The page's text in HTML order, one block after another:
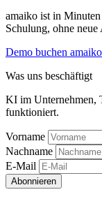
amaiko ist in
Schulung, ohne neue
Demo buchen
Was uns beschäftigt
KI im Unternehmen,
funktioniert.
Vorname
Nachname
E-Mail
Abonnieren